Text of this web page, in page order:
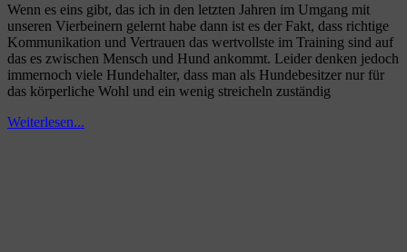
Wenn es eins gibt, das ich in den letzten Jahren im Umgang mit
unseren Vierbeinern gelernt habe dann ist es der Fakt, dass richtige
Kommunikation und Vertrauen das wertvollste im Training sind auf
das es zwischen Mensch und Hund ankommt. Leider denken jedoch
immernoch viele Hundehalter, dass man als Hundebesitzer nur für
das körperliche Wohl und ein wenig streicheln zuständig
Weiterlesen...